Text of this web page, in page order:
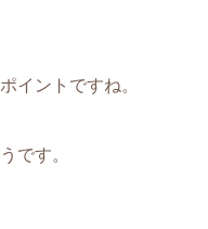
イントですね。
です。